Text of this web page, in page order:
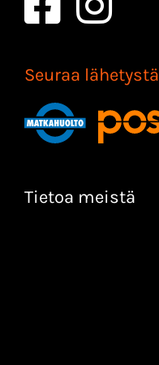
Seuraa lähetystä
Tietoa meistä